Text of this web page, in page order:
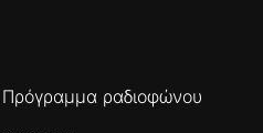
Πρόγραμμα ραδιοφώνου